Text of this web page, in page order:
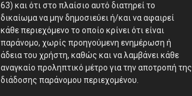
63) και ότι στο πλαίσιο αυτό διατηρεί το
δικαίωμα να μην δημοσιεύει ή/και να αφαιρεί
κάθε περιεχόμενο το οποίο κρίνει ότι είναι
παράνομο, χωρίς προηγούμενη ενημέρωση ή
άδεια του χρήστη, καθώς και να λαμβάνει κάθε
αναγκαίο προληπτικό μέτρο για την αποτροπή της
διάδοσης παράνομου περιεχομένου.